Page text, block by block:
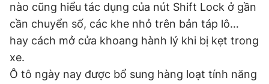
Theo dõi báo trên
0906 645 777
nào cũng hiểu tác dụng của nút Shift Lock ở gần
cần chuyển số, các khe nhỏ trên bản táp lô…
hay cách mở cửa khoang hành lý khi bị kẹt trong
xe.
Ô tô ngày nay được bổ sung hàng loạt tính năng